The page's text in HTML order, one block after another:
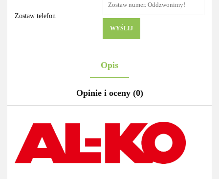
Zostaw telefon
WYŚLIJ
Opis
Opinie i oceny (0)